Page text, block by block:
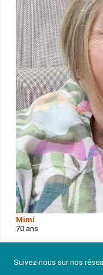
Mimi
70 ans
Suivez-nous sur nos